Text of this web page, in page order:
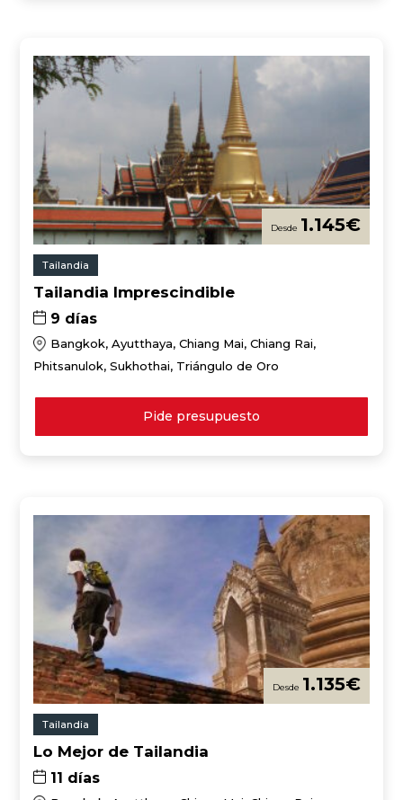
1.145€
Tailandia
Tailandia Imprescindible
9 días
Bangkok, Ayutthaya, Chiang Mai, Chiang Rai,
Phitsanulok, Sukhothai, Triángulo de Oro
Pide presupuesto
1.135€
Tailandia
Lo Mejor de Tailandia
11 días